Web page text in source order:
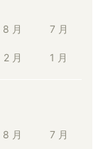
8 月 7 月
2 月 1 月
8 月 7 月